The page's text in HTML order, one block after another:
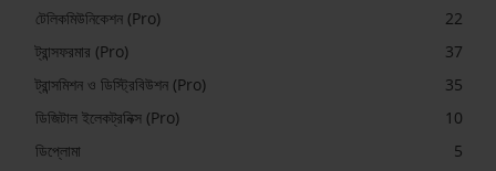
টেলিকমিউনিকেশন (Pro)
22
ট্রান্সফরমার (Pro)
37
ট্রান্সমিশন ও ডিস্ট্রিবিউশন (Pro)
35
ডিজিটাল ইলেকট্রনিক্স (Pro)
10
ডিপ্লোমা
5